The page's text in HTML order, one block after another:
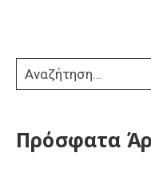
Πρόσφατα